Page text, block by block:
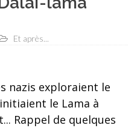
Et après...
nazis exploraient le
le Lama à
Rappel de quelques